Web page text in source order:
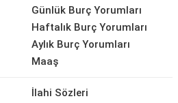
Günlük Burç Yorumları
Haftalık Burç Yorumları
Aylık Burç Yorumları
Maaş
İlahi Sözleri